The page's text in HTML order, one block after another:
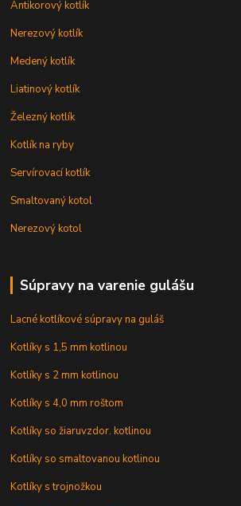
Antikorový kotlík
Nerezový kotlík
Medený kotlík
Liatinový kotlík
Železný kotlík
Kotlík na ryby
Servírovací kotlík
Smaltovaný kotol
Nerezový kotol
Súpravy na varenie gulášu
Lacné kotlíkové súpravy na guláš
Kotlíky s 1,5 mm kotlinou
Kotlíky s 2 mm kotlinou
Kotlíky s 4,0 mm roštom
Kotlíky so žiaruvzdor. kotlinou
Kotlíky so smaltovanou kotlinou
Kotlíky s trojnožkou